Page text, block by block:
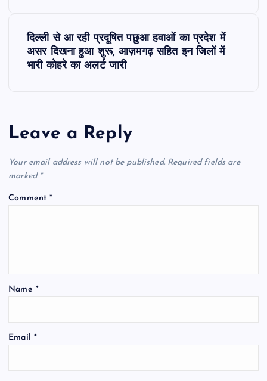
v
i
g
i
n
दिल्ली से आ रही प्रदूषित पछुआ हवाओं का प्रदेश में
असर दिखना हुआ शुरू, आज़मगढ़ सहित इन जिलों में
भारी कोहरे का अलर्ट जारी
Leave a Reply
Your email address will not be published. Required fields are
marked *
Comment*
Name *
Email *